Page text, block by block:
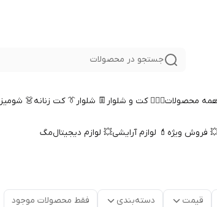
جستجو در محصولات
همه محصولات🤵🏻‍♀️ کت و شلوار 👖 شلوار👔 کت زنانه👗 شومیز
فروش ویژه 💄 لوازم آرایشی💥 لوازم دیجیتالمگ
قیمت دسته‌بندی فقط محصولات موجود